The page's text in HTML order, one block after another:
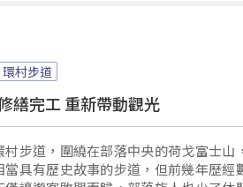
環村步道
繕完工 重新帶動觀光
步道，圍繞在部落中央的荷戈富士山
具有歷史故事的步道，但前幾年歷經